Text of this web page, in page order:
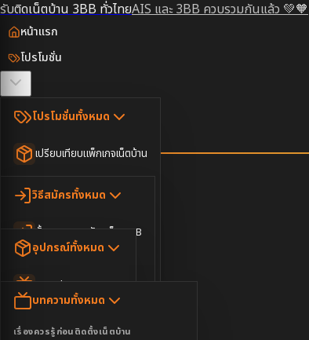
รับติดเน็ตบ้าน 3BB ทั่วไทยAIS และ 3BB ควบรวมกันแล้ว 💚🧡
หน้าแรก
โปรโมชั่น
โปรโมชั่นทั้งหมด
เปรียบเทียบแพ็กเกจเน็ตบ้าน
เน็ตบ้าน Super Fast
เน็ตบ้าน 2Gbps
ตรวจสอบพื้นที่
วิธีสมัครทั้งหมด
ขั้นตอนการสมัครเน็ต 3BB
อุปกรณ์
อุปกรณ์ทั้งหมด
AIS Play Box
บทความ
บทความทั้งหมด
เรื่องควรรู้ก่อนติดตั้งเน็ตบ้าน
ข่าวสาร